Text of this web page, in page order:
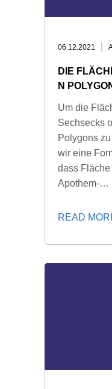
06.12.2021
DIE
N
Um die
Sechsecks
Polygons
wir eine
dass
Apothem-…
READ